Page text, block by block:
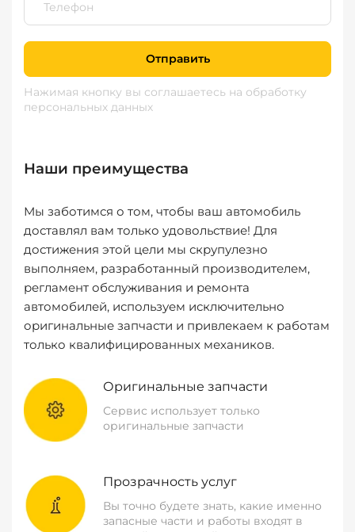
Отправить
Нажимая кнопку вы соглашаетесь на обработку
персональных данных
Наши преимущества
Мы заботимся о том, чтобы ваш автомобиль
доставлял вам только удовольствие! Для
достижения этой цели мы скрупулезно
выполняем, разработанный производителем,
регламент обслуживания и ремонта
автомобилей, используем исключительно
оригинальные запчасти и привлекаем к работам
только квалифицированных механиков.
Оригинальные запчасти
Сервис использует только
оригинальные запчасти
Прозрачность услуг
Вы точно будете знать, какие именно
запасные части и работы входят в